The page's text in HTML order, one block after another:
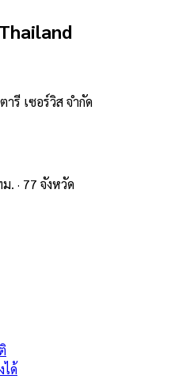
รี เซอร์วิส จำกัด
. · 77 จังหวัด
ได้